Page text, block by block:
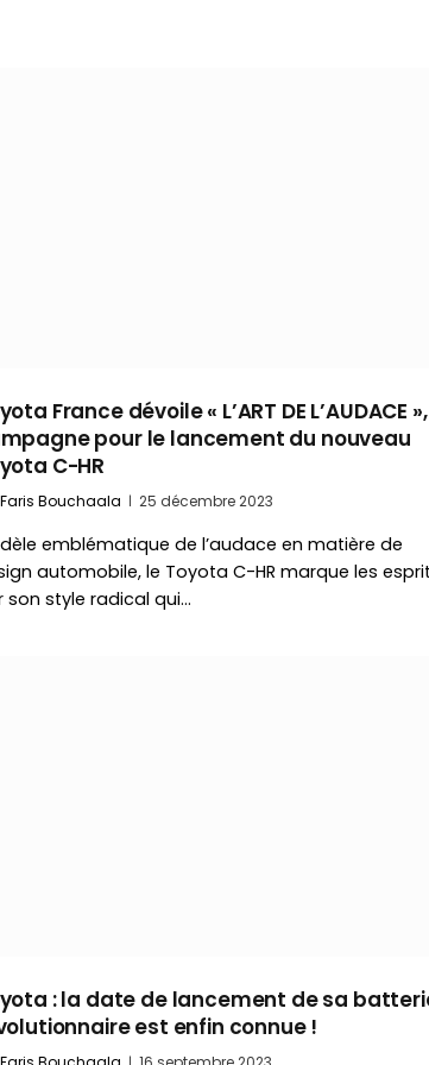
France dévoile « L’ART DE L’AUDACE
pour le lancement du nouveau
C-HR
Faris Bouchaala 25 décembre 2023
emblématique de l’audace en matière de
automobile, le Toyota C-HR marque les
son style radical qui…
: la date de lancement de sa
est enfin connue !